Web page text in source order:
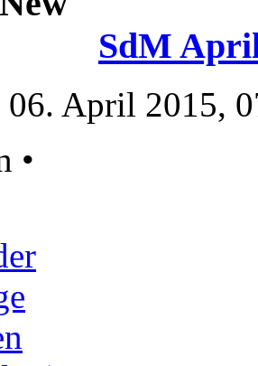
SdM
06. April 2015,
•